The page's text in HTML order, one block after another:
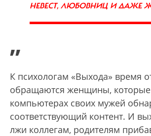
НЕВЕСТ, ЛЮБОВНИЦ И ДАЖЕ
”
К психологам «Выхода» время
обращаются женщины, которые
компьютерах своих мужей
соответствующий контент. И
лжи коллегам, родителям